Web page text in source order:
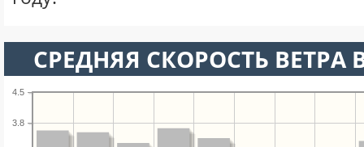
СРЕДНЯЯ СКОРОСТЬ
3.8
4.5